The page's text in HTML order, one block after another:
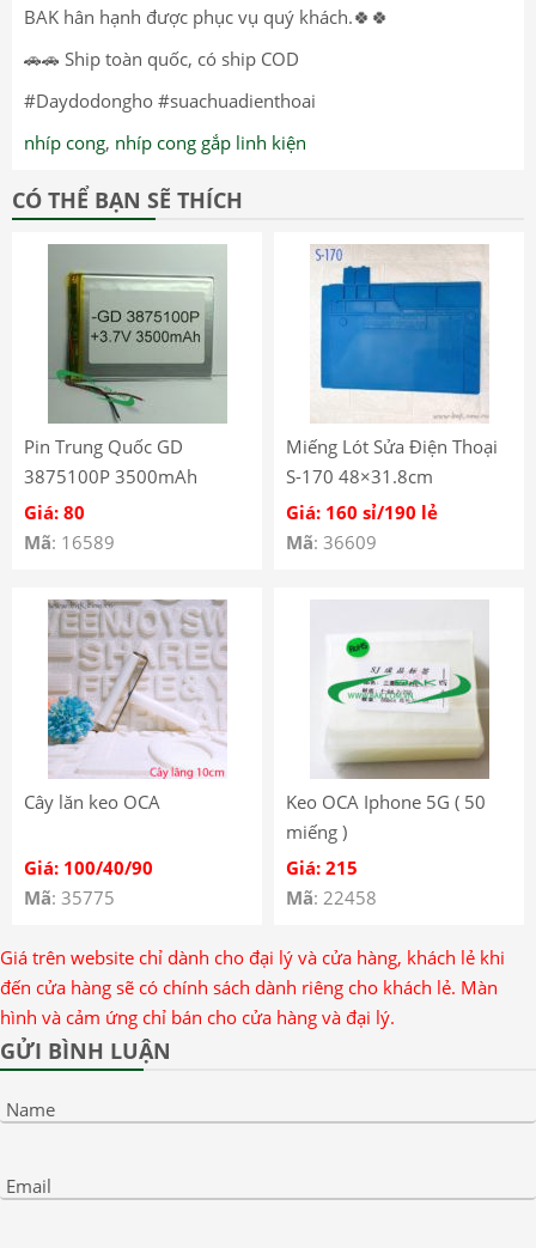
BAK hân hạnh được phục vụ quý khách.🍀🍀
🚗🚗 Ship toàn quốc, có ship COD
#Daydodongho #suachuadienthoai
nhíp cong, nhíp cong gắp linh kiện
CÓ THỂ BẠN SẼ THÍCH
Pin Trung Quốc GD
3875100P 3500mAh
72mmx100mm
Giá: 80
Mã: 16589
Miếng Lót Sửa Điện Thoại
S-170 48×31.8cm
Giá: 160 sỉ/190 lẻ
Mã: 36609
Cây lăn keo OCA
Giá: 100/40/90
Mã: 35775
Keo OCA Iphone 5G ( 50
miếng )
Giá: 215
Mã: 22458
Giá trên website chỉ dành cho đại lý và cửa hàng, khách lẻ khi
đến cửa hàng sẽ có chính sách dành riêng cho khách lẻ. Màn
hình và cảm ứng chỉ bán cho cửa hàng và đại lý.
GỬI BÌNH LUẬN
Name
Email